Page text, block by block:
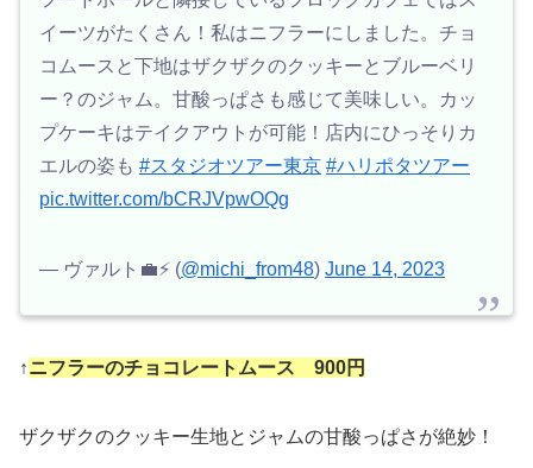
イーツがたくさん！私はニフラーにしました。チョ
コムースと下地はザクザクのクッキーとブルーベリ
ー？のジャム。甘酸っぱさも感じて美味しい。カッ
プケーキはテイクアウトが可能！店内にひっそりカ
エルの姿も #スタジオツアー東京 #ハリポタツアー
pic.twitter.com/bCRJVpwOQg
— ヴァルト💼⚡️ (@michi_from48) June 14, 2023
↑ニフラーのチョコレートムース 900円
ザクザクのクッキー生地とジャムの甘酸っぱさが絶妙！